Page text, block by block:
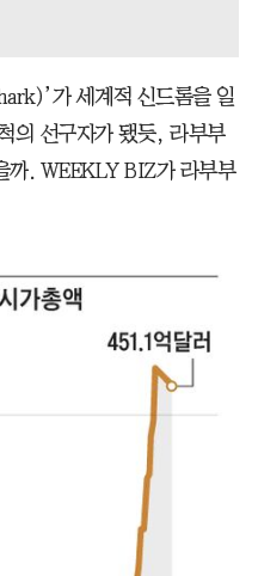
가 세계적 신드롬을 일
의 선구자가 됐듯, 라부부
까. WEEKLY BIZ가 라부부